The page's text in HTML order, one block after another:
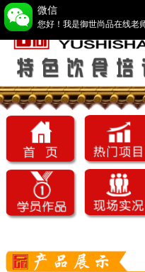
微信
您好！我是御世尚品在线老